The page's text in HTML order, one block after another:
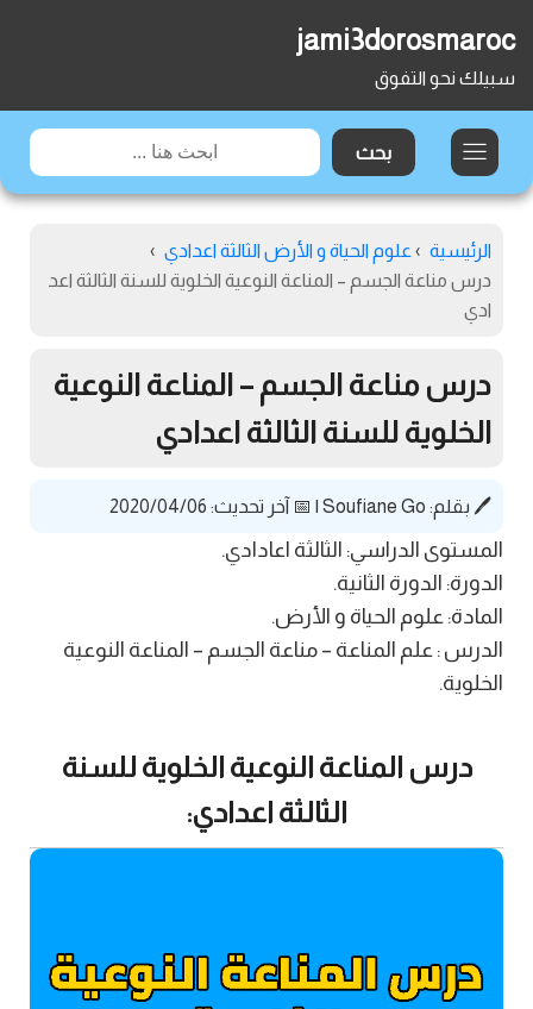
jami3dorosmaroc
سبيلك نحو التفوق
الرئيسية › علوم الحياة و الأرض الثالثة اعدادي ›
درس مناعة الجسم – المناعة النوعية الخلوية للسنة الثالثة اعد
ادي
درس مناعة الجسم – المناعة النوعية
الخلوية للسنة الثالثة اعدادي
🖊️ بقلم: Soufiane Go
| 📅 آخر تحديث: 2020/04/06
المستوى الدراسي: الثالثة اعادادي.
الدورة: الدورة الثانية.
المادة: علوم الحياة و الأرض.
الدرس : علم المناعة – مناعة الجسم – المناعة النوعية
الخلوية.
درس المناعة النوعية الخلوية للسنة
الثالثة اعدادي: